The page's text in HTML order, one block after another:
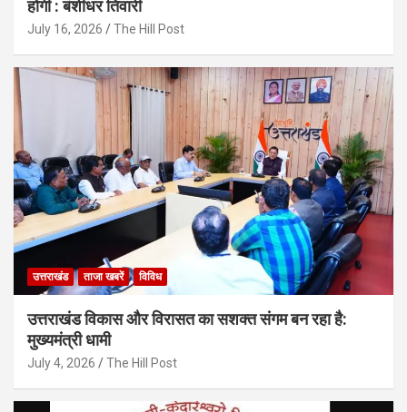
होगी : बंशीधर तिवारी
July 16, 2026 The Hill Post
उत्तराखंड ताजा खबरें विविध
उत्तराखंड विकास और विरासत का सशक्त संगम बन रहा है:
मुख्यमंत्री धामी
July 4, 2026 The Hill Post